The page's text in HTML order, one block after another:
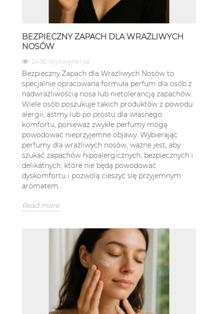
BEZPIECZNY ZAPACH DLA WRAŻLIWYCH
NOSÓW
2456 Wyświetlenia
Bezpieczny Zapach dla Wrażliwych Nosów to
specjalnie opracowana formuła perfum dla osób z
nadwrażliwością nosa lub nietolerancją zapachów.
Wiele osób poszukuje takich produktów z powodu
alergii, astmy lub po prostu dla własnego
komfortu, ponieważ zwykłe perfumy mogą
powodować nieprzyjemne objawy. Wybierając
perfumy dla wrażliwych nosów, ważne jest, aby
szukać zapachów hipoalergicznych, bezpiecznych i
delikatnych, które nie będą powodować
dyskomfortu i pozwolą cieszyć się przyjemnym
aromatem...
Read more